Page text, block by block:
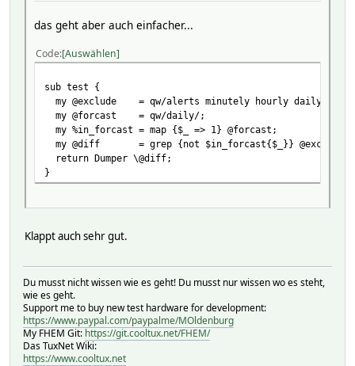
das geht aber auch einfacher...
Code Auswählen
sub test {
my @exclude = qw/alerts minutely hourly daily/;
my @forcast = qw/daily/;
my %in_forcast = map {$_ => 1} @forcast;
my @diff = grep {not $in_forcast{$_}} @exclude;
return Dumper \@diff;
}
Klappt auch sehr gut.
Du musst nicht wissen wie es geht! Du musst nur wissen wo es steht,
wie es geht.
Support me to buy new test hardware for development:
https://www.paypal.com/paypalme/MOldenburg
My FHEM Git: https://git.cooltux.net/FHEM/
Das TuxNet Wiki:
https://www.cooltux.net